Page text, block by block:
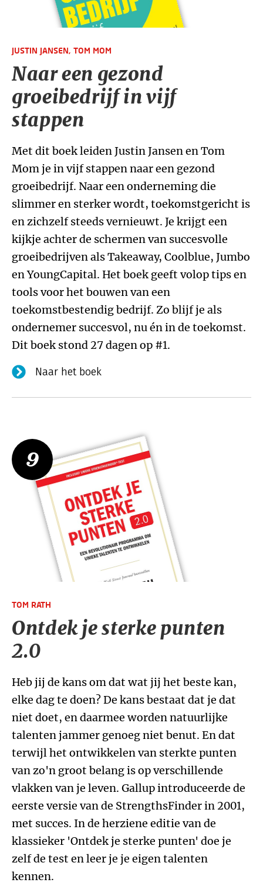
JUSTIN JANSEN, TOM MOM
Naar een gezond
groeibedrijf in vijf
stappen
Met dit boek leiden Justin Jansen en Tom
Mom je in vijf stappen naar een gezond
groeibedrijf. Naar een onderneming die
slimmer en sterker wordt, toekomstgericht is
en zichzelf steeds vernieuwt. Je krijgt een
kijkje achter de schermen van succesvolle
groeibedrijven als Takeaway, Coolblue, Jumbo
en YoungCapital. Het boek geeft volop tips en
tools voor het bouwen van een
toekomstbestendig bedrijf. Zo blijf je als
ondernemer succesvol, nu én in de toekomst.
Dit boek stond 27 dagen op #1.
Naar het boek
9
TOM RATH
Ontdek je sterke punten
2.0
Heb jij de kans om dat wat jij het beste kan,
elke dag te doen? De kans bestaat dat je dat
niet doet, en daarmee worden natuurlijke
talenten jammer genoeg niet benut. En dat
terwijl het ontwikkelen van sterkte punten
van zo'n groot belang is op verschillende
vlakken van je leven. Gallup introduceerde de
eerste versie van de StrengthsFinder in 2001,
met succes. In de herziene editie van de
klassieker 'Ontdek je sterke punten' doe je
zelf de test en leer je je eigen talenten
kennen.